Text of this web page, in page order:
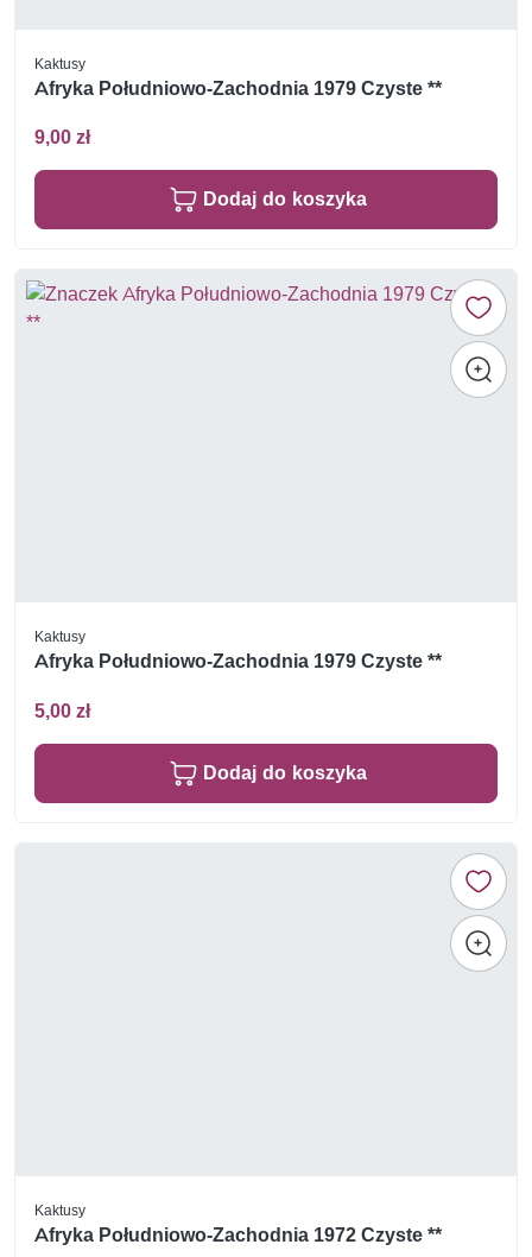
Kaktusy
Afryka Południowo-Zachodnia 1979 Czyste **
9,00 zł
Dodaj do koszyka
Kaktusy
Afryka Południowo-Zachodnia 1979 Czyste **
5,00 zł
Dodaj do koszyka
Kaktusy
Afryka Południowo-Zachodnia 1972 Czyste **